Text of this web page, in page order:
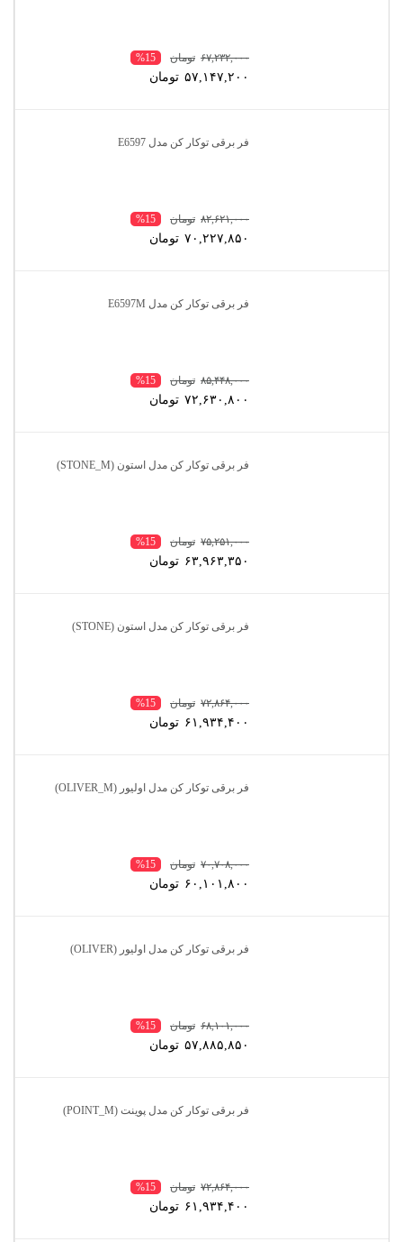
%15 ۶۷,۲۳۲,۰۰۰ تومان
۵۷,۱۴۷,۲۰۰ تومان
فر برقی توکار کن مدل E6597
%15 ۸۲,۶۲۱,۰۰۰ تومان
۷۰,۲۲۷,۸۵۰ تومان
فر برقی توکار کن مدل E6597M
%15 ۸۵,۴۴۸,۰۰۰ تومان
۷۲,۶۳۰,۸۰۰ تومان
فر برقی توکار کن مدل استون (STONE_M)
%15 ۷۵,۲۵۱,۰۰۰ تومان
۶۳,۹۶۳,۳۵۰ تومان
فر برقی توکار کن مدل استون (STONE)
%15 ۷۲,۸۶۴,۰۰۰ تومان
۶۱,۹۳۴,۴۰۰ تومان
فر برقی توکار کن مدل اولیور (OLIVER_M)
%15 ۷۰,۷۰۸,۰۰۰ تومان
۶۰,۱۰۱,۸۰۰ تومان
فر برقی توکار کن مدل اولیور (OLIVER)
%15 ۶۸,۱۰۱,۰۰۰ تومان
۵۷,۸۸۵,۸۵۰ تومان
فر برقی توکار کن مدل پوینت (POINT_M)
%15 ۷۲,۸۶۴,۰۰۰ تومان
۶۱,۹۳۴,۴۰۰ تومان